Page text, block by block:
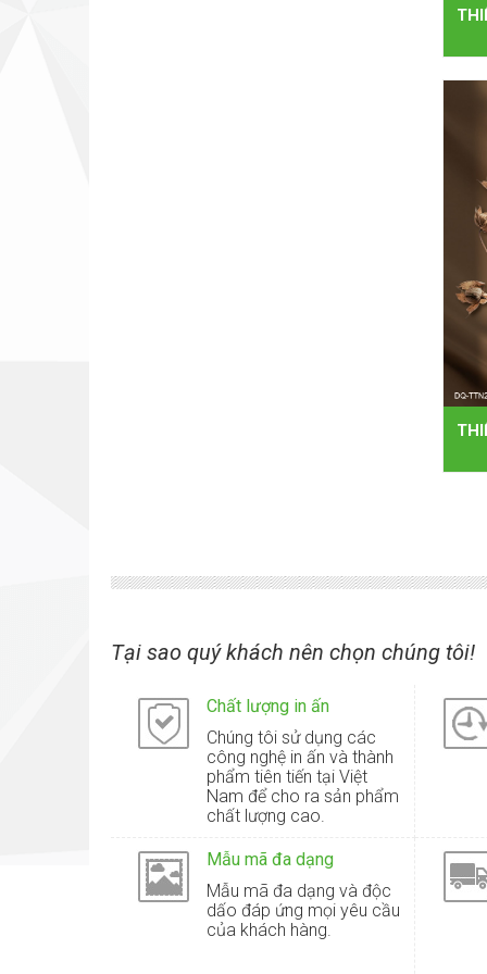
Tại sao quý khách nên chọn chúng tôi!
Chất lượng in ấn
Chúng tôi sử dụng các
công nghệ in ấn và thành
phẩm tiên tiến tại Việt
Nam để cho ra sản phẩm
chất lượng cao.
Mẫu mã đa dạng
Mẫu mã đa dạng và độc
dấo đáp ứng mọi yêu cầu
của khách hàng.